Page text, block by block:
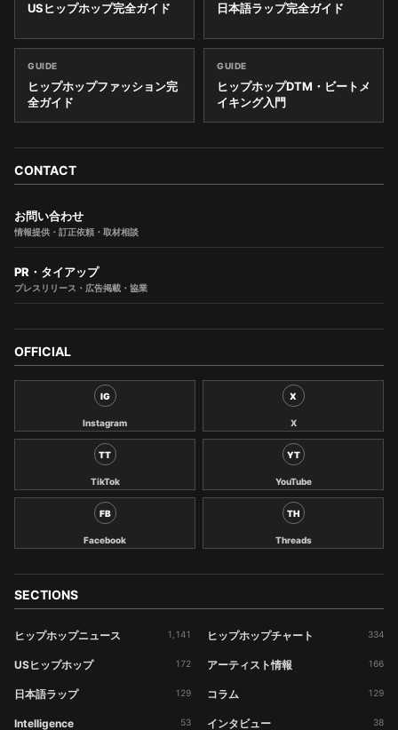
USヒップホップ完全ガイド 日本語ラップ完全ガイド
GUIDE
ヒップホップファッション完
全ガイド
GUIDE
ヒップホップDTM・ビートメ
イキング入門
CONTACT
お問い合わせ
情報提供・訂正依頼・取材相談
PR・タイアップ
プレスリリース・広告掲載・協業
OFFICIAL
IG
Instagram
X
X
TT
TikTok
YT
YouTube
FB
Facebook
TH
Threads
SECTIONS
ヒップホップニュース 1,141 ヒップホップチャート 334
USヒップホップ 172 アーティスト情報 166
日本語ラップ 129 コラム 129
Intelligence 53 インタビュー 38